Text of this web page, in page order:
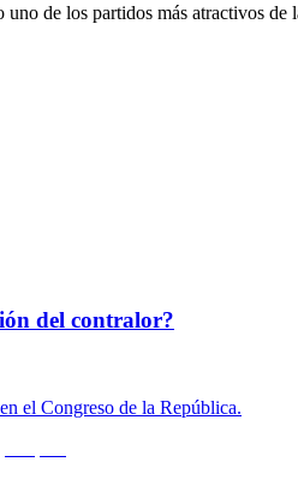
de los partidos más atractivos
del contralor?
el Congreso de la República.